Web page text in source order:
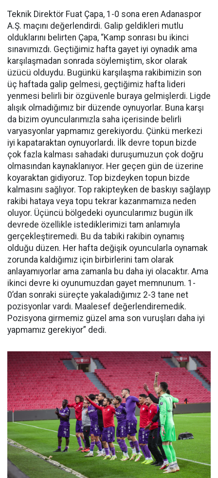
Teknik Direktör Fuat Çapa, 1-0 sona eren Adanaspor
A.Ş. maçını değerlendirdi. Galip geldikleri mutlu
olduklarını belirten Çapa, “Kamp sonrası bu ikinci
sınavımızdı. Geçtiğimiz hafta gayet iyi oynadık ama
karşılaşmadan sonrada söylemiştim, skor olarak
üzücü olduydu. Bugünkü karşılaşma rakibimizin son
üç haftada galip gelmesi, geçtiğimiz hafta lideri
yenmesi belirli bir özgüvenle buraya gelmişlerdi. Ligde
alışık olmadığımız bir düzende oynuyorlar. Buna karşı
da bizim oyuncularımızla saha içerisinde belirli
varyasyonlar yapmamız gerekiyordu. Çünkü merkezi
iyi kapataraktan oynuyorlardı. İlk devre topun bizde
çok fazla kalması sahadaki duruşumuzun çok doğru
olmasından kaynaklanıyor. Her geçen gün de üzerine
koyaraktan gidiyoruz. Top bizdeyken topun bizde
kalmasını sağlıyor. Top rakipteyken de baskıyı sağlayıp
rakibi hataya veya topu tekrar kazanmamıza neden
oluyor. Üçüncü bölgedeki oyuncularımız bugün ilk
devrede özellikle istediklerimizi tam anlamıyla
gerçekleştiremedi. Bu da tabiki rakibin oynamış
olduğu düzen. Her hafta değişik oyuncularla oynamak
zorunda kaldığımız için birbirlerini tam olarak
anlayamıyorlar ama zamanla bu daha iyi olacaktır. Ama
ikinci devre ki oyunumuzdan gayet memnunum. 1-
0’dan sonraki süreçte yakaladığımız 2-3 tane net
pozisyonlar vardı. Maalesef değerlendiremedik.
Pozisyona girmemiz güzel ama son vuruşları daha iyi
yapmamız gerekiyor” dedi.